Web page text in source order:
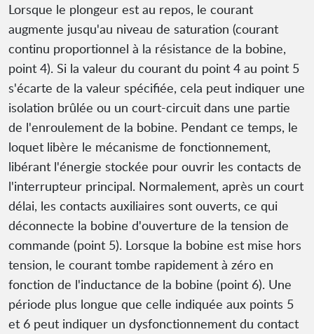
Lorsque le plongeur est au repos, le courant
augmente jusqu'au niveau de saturation (courant
continu proportionnel à la résistance de la bobine,
point 4). Si la valeur du courant du point 4 au point 5
s'écarte de la valeur spécifiée, cela peut indiquer une
isolation brûlée ou un court-circuit dans une partie
de l'enroulement de la bobine. Pendant ce temps, le
loquet libère le mécanisme de fonctionnement,
libérant l'énergie stockée pour ouvrir les contacts de
l'interrupteur principal. Normalement, après un court
délai, les contacts auxiliaires sont ouverts, ce qui
déconnecte la bobine d'ouverture de la tension de
commande (point 5). Lorsque la bobine est mise hors
tension, le courant tombe rapidement à zéro en
fonction de l'inductance de la bobine (point 6). Une
période plus longue que celle indiquée aux points 5
et 6 peut indiquer un dysfonctionnement du contact